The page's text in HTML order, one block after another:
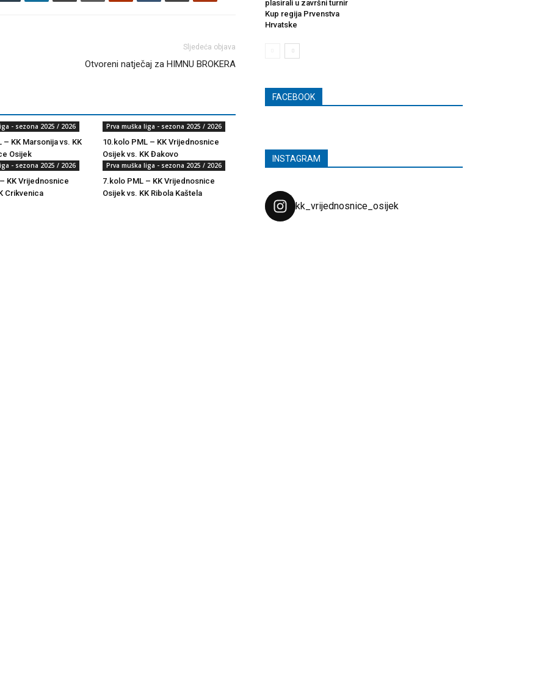
Sljedeća objava
Otvoreni natječaj za HIMNU BROKERA
- sezona 2025 / 2026
– KK Marsonija vs. KK
Osijek
Prva muška liga - sezona 2025 / 2026
10.kolo PML – KK Vrijednosnice
Osijek vs. KK Đakovo
- sezona 2025 / 2026
KK Vrijednosnice
Crikvenica
Prva muška liga - sezona 2025 / 2026
7.kolo PML – KK Vrijednosnice
Osijek vs. KK Ribola Kaštela
plasirali u završni turnir
Kup regija Prvenstva
Hrvatske
FACEBOOK
INSTAGRAM
kk_vrijednosnice_osijek